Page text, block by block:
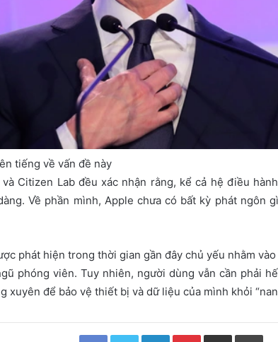
tiếng về vấn đề này
Citizen Lab đều xác nhận rằng, kể cả hệ điều
Về phần mình, Apple chưa có bất kỳ phát ngôn
phát hiện trong thời gian gần đây chủ yếu nhằm
phóng viên. Tuy nhiên, người dùng vẫn cần phải
xuyên để bảo vệ thiết bị và dữ liệu của mình khỏi
Facebook Twitter LinkedIn Pinterest Chia sẻ qua email In